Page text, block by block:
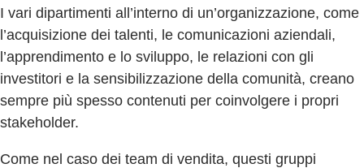
I vari dipartimenti all’interno di un’organizzazione, come
l’acquisizione dei talenti, le comunicazioni aziendali,
l’apprendimento e lo sviluppo, le relazioni con gli
investitori e la sensibilizzazione della comunità, creano
sempre più spesso contenuti per coinvolgere i propri
stakeholder.
Come nel caso dei team di vendita, questi gruppi